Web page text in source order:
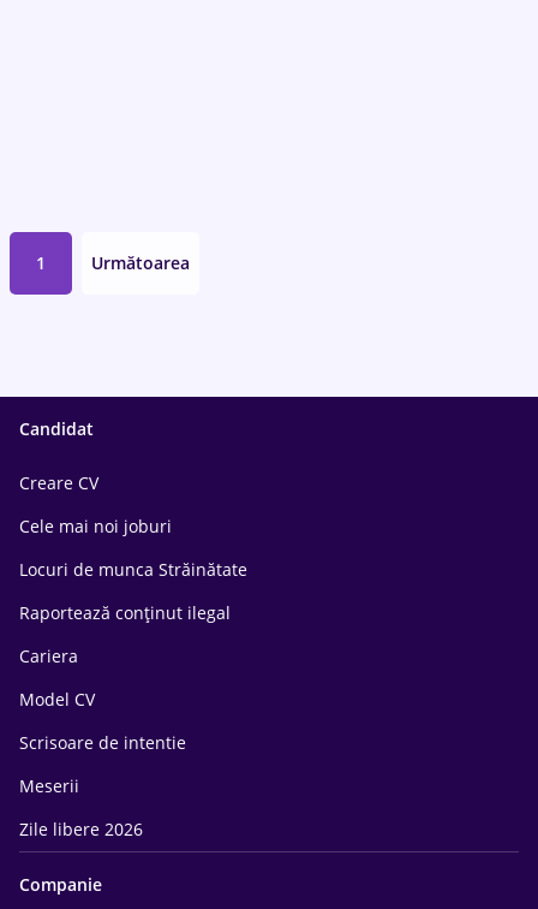
1 Următoarea
Candidat
Creare CV
Cele mai noi joburi
Locuri de munca Străinătate
Raportează conținut ilegal
Cariera
Model CV
Scrisoare de intentie
Meserii
Zile libere 2026
Companie